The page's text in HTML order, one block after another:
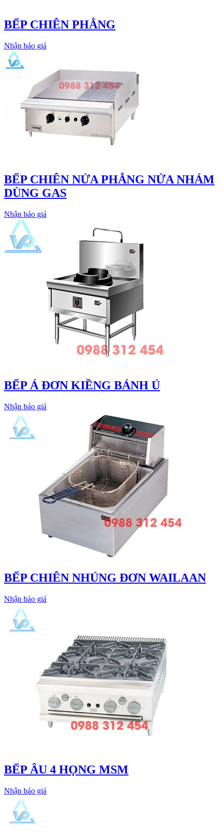
BẾP CHIÊN PHẲNG
Nhận báo giá
BẾP CHIÊN NỬA PHẲNG NỬA NHÁM
DÙNG GAS
Nhận báo giá
BẾP Á ĐƠN KIỀNG BÁNH Ú
Nhận báo giá
BẾP CHIÊN NHÚNG ĐƠN WAILAAN
Nhận báo giá
BẾP ÂU 4 HỌNG MSM
Nhận báo giá